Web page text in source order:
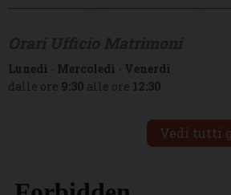
Lunedì - Mercoledì - Venerdì
dalle ore 9:30 alle ore 12:30
Vedi tutti